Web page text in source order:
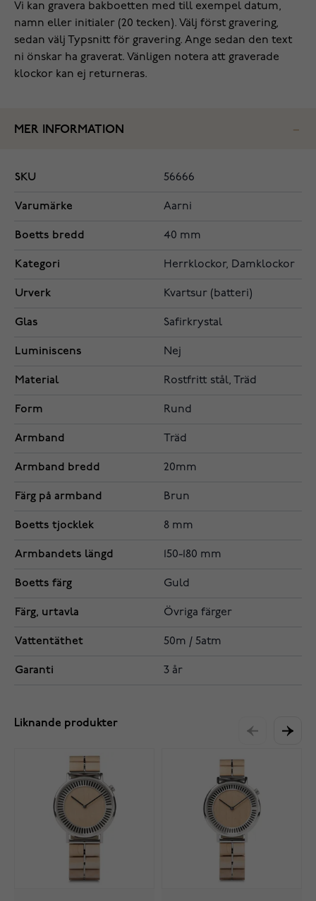
Vi kan gravera bakboetten med till exempel datum,
namn eller initialer (20 tecken). Välj först gravering,
sedan välj Typsnitt för gravering. Ange sedan den text
ni önskar ha graverat. Vänligen notera att graverade
klockor kan ej returneras.
MER INFORMATION
SKU 56666
Varumärke Aarni
Boetts bredd 40 mm
Kategori Herrklockor, Damklockor
Urverk Kvartsur (batteri)
Glas Safirkrystal
Luminiscens Nej
Material Rostfritt stål, Träd
Form Rund
Armband Träd
Armband bredd 20mm
Färg på armband Brun
Boetts tjocklek 8 mm
Armbandets längd 150-180 mm
Boetts färg Guld
Färg, urtavla Övriga färger
Vattentäthet 50m / 5atm
Garanti 3 år
Liknande produkter